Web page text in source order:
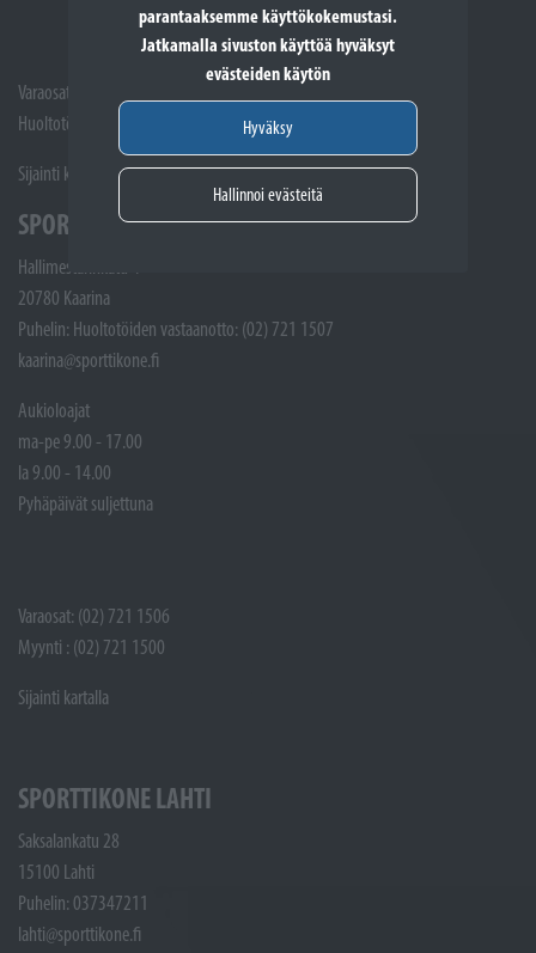
parantaaksemme käyttökokemustasi.
Jatkamalla sivuston käyttöä hyväksyt
evästeiden käytön
Hyväksy
Hallinnoi evästeitä
Varaosat: (02) 721 1407
Huoltotöiden vastaanotto: 02 7211405
Sijainti kartalla
SPORTTIKONE KAARINA
Hallimestarinkatu 4
20780 Kaarina
Puhelin: Huoltotöiden vastaanotto: (02) 721 1507
kaarina@sporttikone.fi
Aukioloajat
ma-pe 9.00 - 17.00
la 9.00 - 14.00
Pyhäpäivät suljettuna
Varaosat: (02) 721 1506
Myynti : (02) 721 1500
Sijainti kartalla
SPORTTIKONE LAHTI
Saksalankatu 28
15100 Lahti
Puhelin: 037347211
lahti@sporttikone.fi